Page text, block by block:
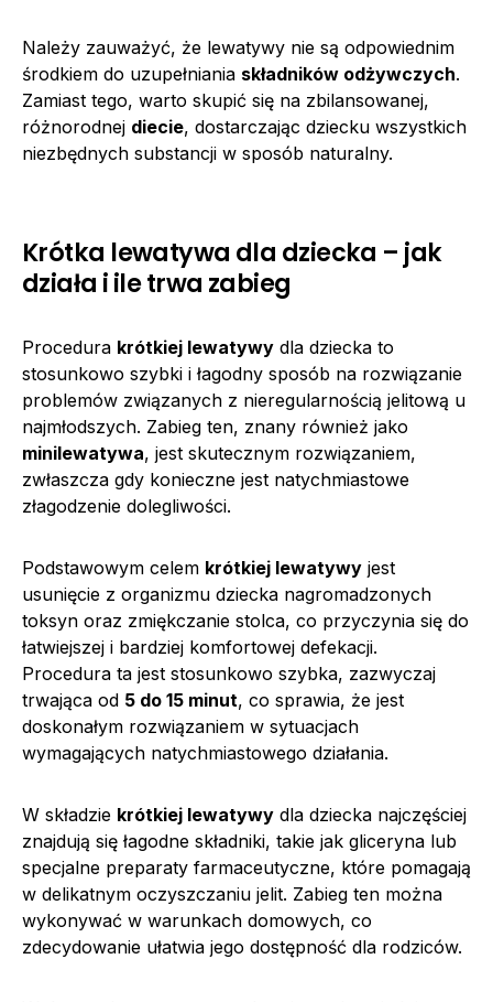
Należy zauważyć, że lewatywy nie są odpowiednim
środkiem do uzupełniania składników odżywczych.
Zamiast tego, warto skupić się na zbilansowanej,
różnorodnej diecie, dostarczając dziecku wszystkich
niezbędnych substancji w sposób naturalny.
Krótka lewatywa dla dziecka – jak
działa i ile trwa zabieg
Procedura krótkiej lewatywy dla dziecka to
stosunkowo szybki i łagodny sposób na rozwiązanie
problemów związanych z nieregularnością jelitową u
najmłodszych. Zabieg ten, znany również jako
minilewatywa, jest skutecznym rozwiązaniem,
zwłaszcza gdy konieczne jest natychmiastowe
złagodzenie dolegliwości.
Podstawowym celem krótkiej lewatywy jest
usunięcie z organizmu dziecka nagromadzonych
toksyn oraz zmiękczanie stolca, co przyczynia się do
łatwiejszej i bardziej komfortowej defekacji.
Procedura ta jest stosunkowo szybka, zazwyczaj
trwająca od 5 do 15 minut, co sprawia, że jest
doskonałym rozwiązaniem w sytuacjach
wymagających natychmiastowego działania.
W składzie krótkiej lewatywy dla dziecka najczęściej
znajdują się łagodne składniki, takie jak gliceryna lub
specjalne preparaty farmaceutyczne, które pomagają
w delikatnym oczyszczaniu jelit. Zabieg ten można
wykonywać w warunkach domowych, co
zdecydowanie ułatwia jego dostępność dla rodziców.